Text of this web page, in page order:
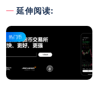
延伸阅读:
热门币